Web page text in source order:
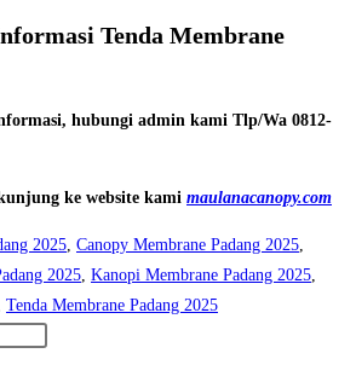
Tenda Membrane
hubungi admin kami Tlp/Wa 0812-
ke website kami maulanacanopy.com
2025, Canopy Membrane Padang 2025,
2025, Kanopi Membrane Padang 2025,
Tenda Membrane Padang 2025